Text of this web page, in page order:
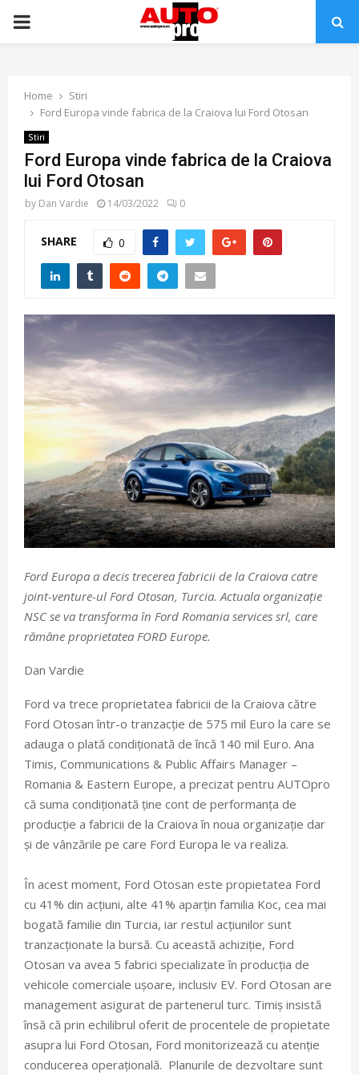
PRIMARY
Home
Stiri
Ford Europa vinde fabrica de la Craiova lui Ford Otosan
Stiri
Ford Europa vinde fabrica de la Craiova
lui Ford Otosan
by Dan Vardie 14/03/2022 0
SHARE 0
Ford Europa a decis trecerea fabricii de la Craiova catre
joint-venture-ul Ford Otosan, Turcia. Actuala organizație
NSC se va transforma în Ford Romania services srl, care
rămâne proprietatea FORD Europe.
Dan Vardie
Ford va trece proprietatea fabricii de la Craiova către
Ford Otosan într-o tranzacție de 575 mil Euro la care se
adauga o plată condiționată de încă 140 mil Euro. Ana
Timis, Communications & Public Affairs Manager –
Romania & Eastern Europe, a precizat pentru AUTOpro
că suma condiționată ține cont de performanța de
producție a fabricii de la Craiova în noua organizație dar
și de vânzările pe care Ford Europa le va realiza.
În acest moment, Ford Otosan este propietatea Ford
cu 41% din acțiuni, alte 41% aparțin familia Koc, cea mai
bogată familie din Turcia, iar restul acțiunilor sunt
tranzacționate la bursă. Cu această achiziție, Ford
Otosan va avea 5 fabrici specializate în producția de
vehicole comerciale ușoare, inclusiv EV. Ford Otosan are
management asigurat de partenerul turc. Timiș insistă
însă că prin echilibrul oferit de procentele de propietate
asupra lui Ford Otosan, Ford monitorizează cu atenție
conducerea operațională. Planurile de dezvoltare sunt